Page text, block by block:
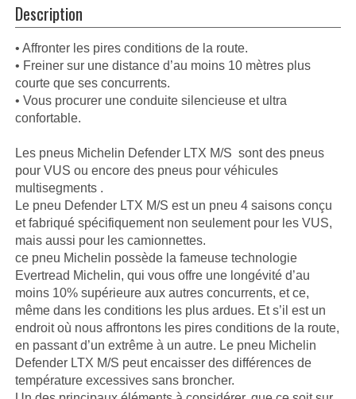
Description
• Affronter les pires conditions de la route.
• Freiner sur une distance d’au moins 10 mètres plus
courte que ses concurrents.
• Vous procurer une conduite silencieuse et ultra
confortable.
Les pneus Michelin Defender LTX M/S sont des pneus
pour VUS ou encore des pneus pour véhicules
multisegments .
Le pneu Defender LTX M/S est un pneu 4 saisons conçu
et fabriqué spécifiquement non seulement pour les VUS,
mais aussi pour les camionnettes.
ce pneu Michelin possède la fameuse technologie
Evertread Michelin, qui vous offre une longévité d’au
moins 10% supérieure aux autres concurrents, et ce,
même dans les conditions les plus ardues. Et s’il est un
endroit où nous affrontons les pires conditions de la route,
en passant d’un extrême à un autre. Le pneu Michelin
Defender LTX M/S peut encaisser des différences de
température excessives sans broncher.